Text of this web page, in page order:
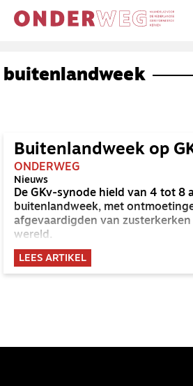
buitenlandweek
Buitenlandweek op
ONDERWEG
Nieuws
De GKv-synode hield van 4 tot 8
buitenlandweek, met
afgevaardigden van
wereld.
LEES ARTIKEL